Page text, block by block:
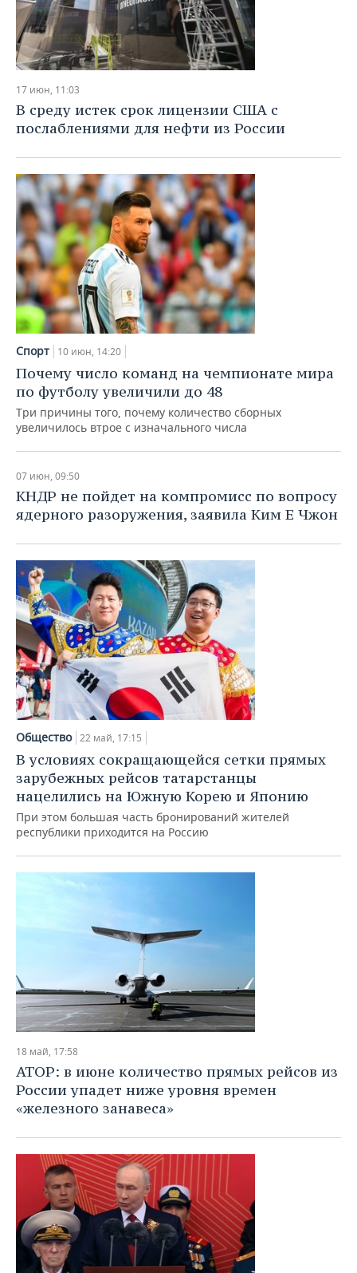
17 июн, 11:03
В среду истек срок лицензии США с
послаблениями для нефти из России
Спорт 10 июн, 14:20
Почему число команд на чемпионате мира
по футболу увеличили до 48
Три причины того, почему количество сборных
увеличилось втрое с изначального числа
07 июн, 09:50
КНДР не пойдет на компромисс по вопросу
ядерного разоружения, заявила Ким Е Чжон
Общество 22 май, 17:15
В условиях сокращающейся сетки прямых
зарубежных рейсов татарстанцы
нацелились на Южную Корею и Японию
При этом большая часть бронирований жителей
республики приходится на Россию
18 май, 17:58
АТОР: в июне количество прямых рейсов из
России упадет ниже уровня времен
«железного занавеса»